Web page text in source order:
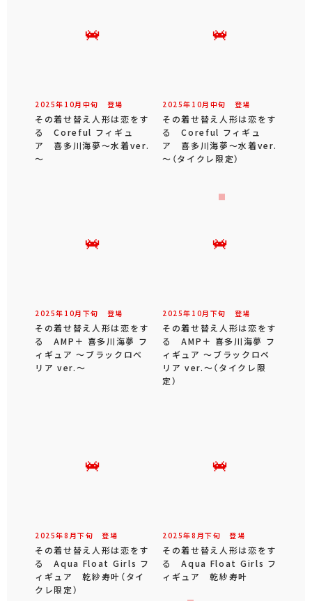
2025年 10月 中旬 登場
その着せ替え人形は恋をす
る Coreful フィギュ
ア 喜多川海夢～水着ver.
～
2025年 10月 中旬 登場
その着せ替え人形は恋をす
る Coreful フィギュ
ア 喜多川海夢～水着ver.
～（タイクレ限定）
2025年 10月 下旬 登場
その着せ替え人形は恋をす
る AMP＋ 喜多川海夢 フ
ィギュア ～ブラックロベ
リア ver.～
2025年 10月 下旬 登場
その着せ替え人形は恋をす
る AMP＋ 喜多川海夢 フ
ィギュア ～ブラックロベ
リア ver.～（タイクレ限
定）
2025年8 月下旬 登場
その着せ替え人形は恋をす
る Aqua Float Girls フ
ィギュア 乾紗寿叶（タイ
クレ限定）
2025年8 月下旬 登場
その着せ替え人形は恋をす
る Aqua Float Girls フ
ィギュア 乾紗寿叶